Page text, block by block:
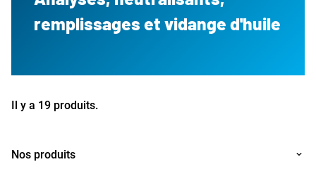
remplissages et vidange d'huile
Il y a 19 produits.
Nos produits